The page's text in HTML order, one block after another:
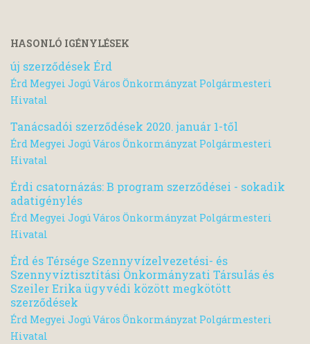
HASONLÓ IGÉNYLÉSEK
új szerződések Érd
Érd Megyei Jogú Város Önkormányzat Polgármesteri
Hivatal
Tanácsadói szerződések 2020. január 1-től
Érd Megyei Jogú Város Önkormányzat Polgármesteri
Hivatal
Érdi csatornázás: B program szerződései - sokadik
adatigénylés
Érd Megyei Jogú Város Önkormányzat Polgármesteri
Hivatal
Érd és Térsége Szennyvízelvezetési- és
Szennyvíztisztítási Önkormányzati Társulás és
Szeiler Erika ügyvédi között megkötött
szerződések
Érd Megyei Jogú Város Önkormányzat Polgármesteri
Hivatal